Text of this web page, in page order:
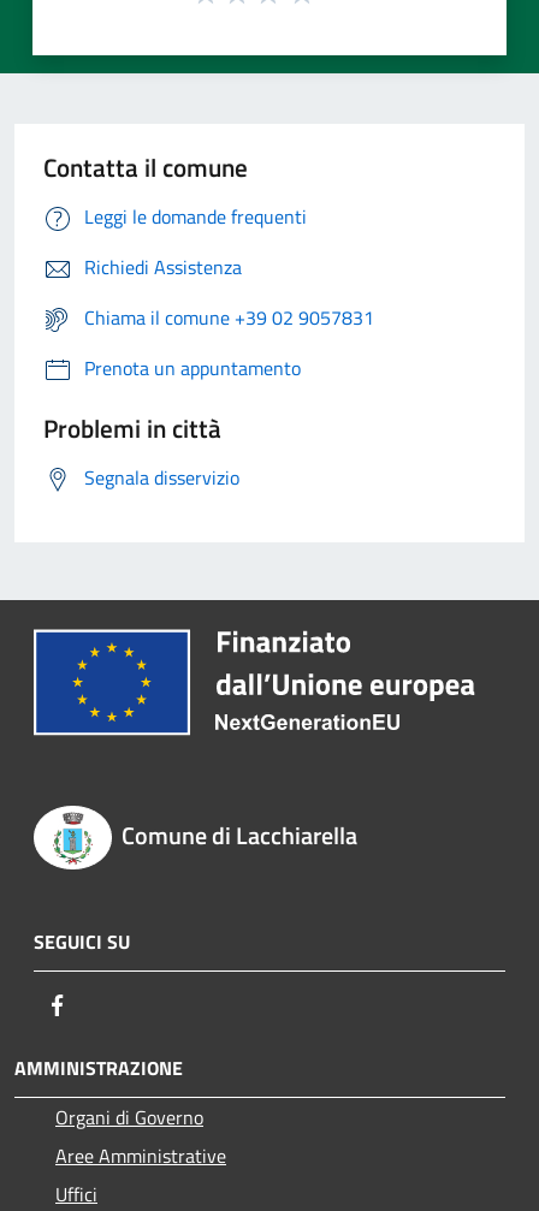
Contatta il comune
Leggi le domande frequenti
Richiedi Assistenza
Chiama il comune +39 02 9057831
Prenota un appuntamento
Problemi in città
Segnala disservizio
Comune di Lacchiarella
SEGUICI SU
AMMINISTRAZIONE
Organi di Governo
Aree Amministrative
Uffici